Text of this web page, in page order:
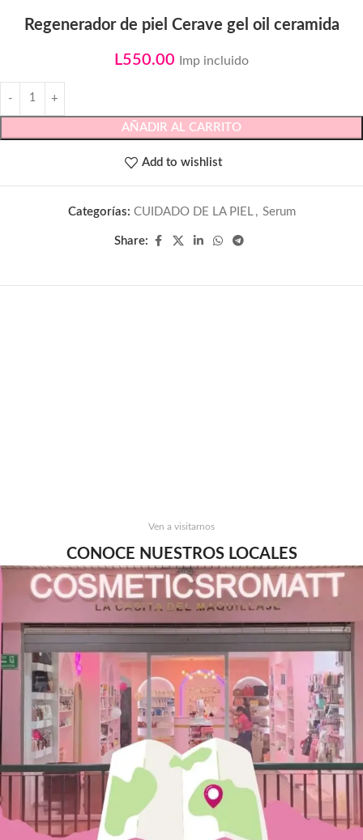
Regenerador de piel Cerave gel oil ceramida
L550.00 Imp incluido
AÑADIR AL CARRITO
Add to wishlist
Categorías: CUIDADO DE LA PIEL , Serum
Share:
Ven a visitarnos
CONOCE NUESTROS LOCALES